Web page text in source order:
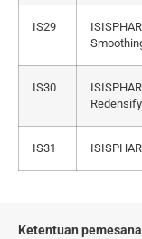
IS29
IS30
IS31
Ketentuan